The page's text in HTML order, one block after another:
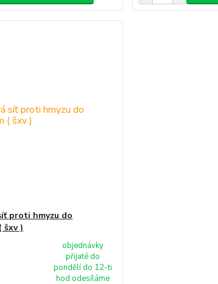
proti hmyzu do
šxv )
objednávky
přijaté do
pondělí do 12-ti
hod odesíláme